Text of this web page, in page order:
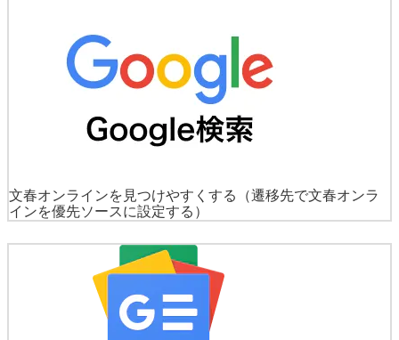
文春オンラインを見つけやすくする
（遷移先で文春オンラ
インを優先ソースに設定する）